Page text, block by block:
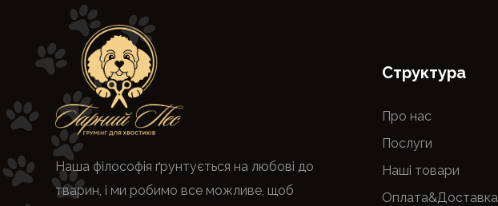
Наша філософія ґрунтується на любові до
тварин, і ми робимо все можливе, щоб
Cтруктура
Про нас
Послуги
Наші товари
Оплата&Доставка